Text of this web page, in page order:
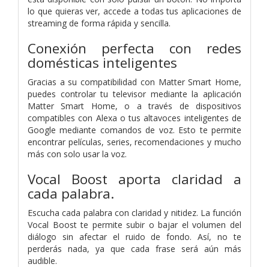
lo que quieras ver, accede a todas tus aplicaciones de
streaming de forma rápida y sencilla.
Conexión perfecta con redes
domésticas inteligentes
Gracias a su compatibilidad con Matter Smart Home,
puedes controlar tu televisor mediante la aplicación
Matter Smart Home, o a través de dispositivos
compatibles con Alexa o tus altavoces inteligentes de
Google mediante comandos de voz. Esto te permite
encontrar películas, series, recomendaciones y mucho
más con solo usar la voz.
Vocal Boost aporta claridad a
cada palabra.
Escucha cada palabra con claridad y nitidez. La función
Vocal Boost te permite subir o bajar el volumen del
diálogo sin afectar el ruido de fondo. Así, no te
perderás nada, ya que cada frase será aún más
audible.